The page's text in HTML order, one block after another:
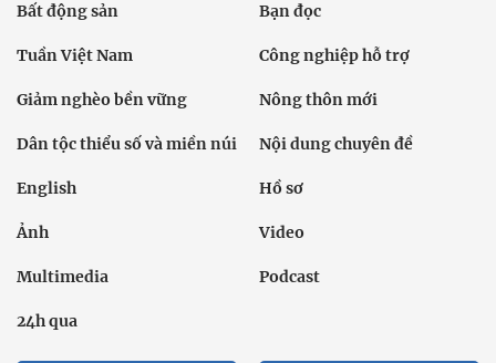
Bất động sản Bạn đọc
Tuần Việt Nam Công nghiệp hỗ trợ
Giảm nghèo bền vững Nông thôn mới
Dân tộc thiểu số và miền núi Nội dung chuyên đề
English Hồ sơ
Ảnh Video
Multimedia Podcast
24h qua